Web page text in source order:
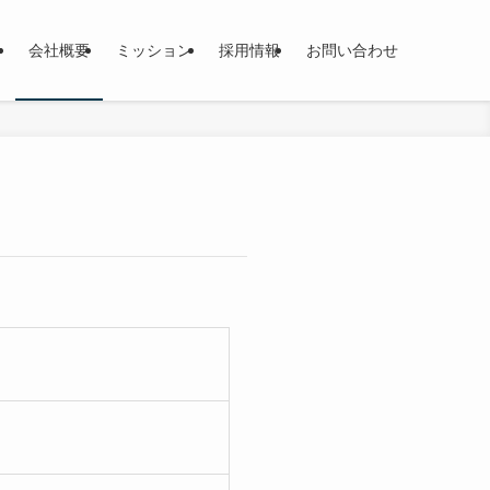
会社概要 ミッション 採用情報 お問い合わせ